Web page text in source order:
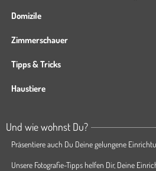
Domizile
Zimmerschauer
Tipps & Tricks
Haustiere
Und wie wohnst Du?
Präsentiere auch Du Deine gelungene
Unsere Fotografie-Tipps helfen Dir, Deine